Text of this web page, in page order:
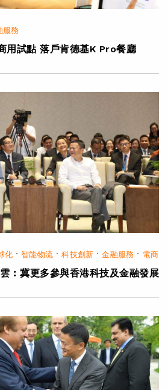
服務
用試點 落戶肯德基K Pro餐廳
化·智能物流·科技創新 ·金融服務 · 電商
︰冀更多參與香港科技及金融發展